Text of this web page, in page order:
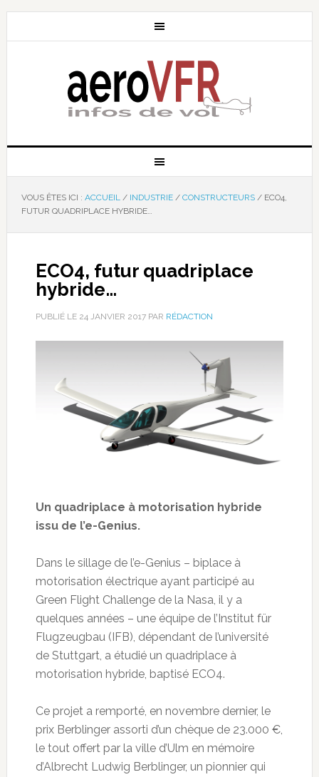
VOUS ÊTES ICI : ACCUEIL / INDUSTRIE / CONSTRUCTEURS /ECO4,
FUTUR QUADRIPLACE HYBRIDE…
ECO4, futur quadriplace
hybride…
PUBLIÉ LE 24 JANVIER 2017PAR RÉDACTION
Un quadriplace à motorisation hybride
issu de l’e-Genius.
Dans le sillage de l’e-Genius – biplace à
motorisation électrique ayant participé au
Green Flight Challenge de la Nasa, il y a
quelques années – une équipe de l’Institut für
Flugzeugbau (IFB), dépendant de l’université
de Stuttgart, a étudié un quadriplace à
motorisation hybride, baptisé ECO4.
Ce projet a remporté, en novembre dernier, le
prix Berblinger assorti d’un chèque de 23.000 €,
le tout offert par la ville d’Ulm en mémoire
d’Albrecht Ludwig Berblinger, un pionnier qui